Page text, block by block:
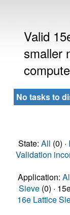
Valid
smaller
No tasks to
State: All (0) ·
Validation
Application:
Sieve (0) ·
16e Lattice